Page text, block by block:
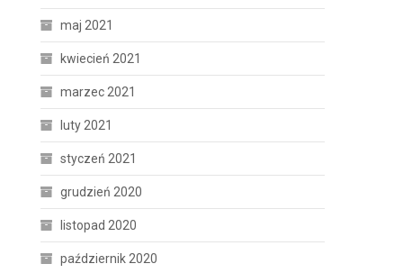
maj 2021
kwiecień 2021
marzec 2021
luty 2021
styczeń 2021
grudzień 2020
listopad 2020
październik 2020